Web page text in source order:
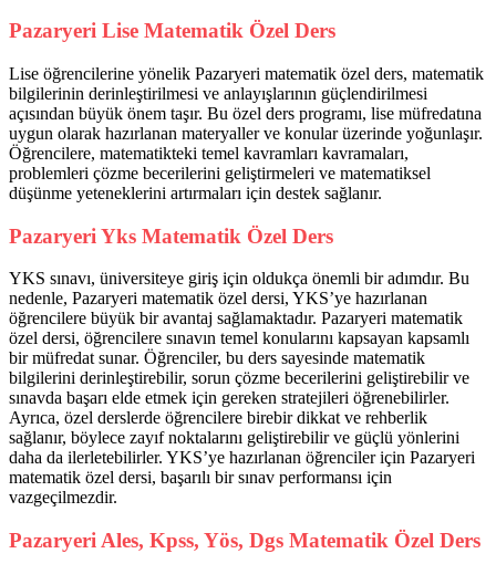
Pazaryeri Lise Matematik Özel Ders
Lise öğrencilerine yönelik Pazaryeri matematik özel ders, matematik
bilgilerinin derinleştirilmesi ve anlayışlarının güçlendirilmesi
açısından büyük önem taşır. Bu özel ders programı, lise müfredatına
uygun olarak hazırlanan materyaller ve konular üzerinde yoğunlaşır.
Öğrencilere, matematikteki temel kavramları kavramaları,
problemleri çözme becerilerini geliştirmeleri ve matematiksel
düşünme yeteneklerini artırmaları için destek sağlanır.
Pazaryeri Yks Matematik Özel Ders
YKS sınavı, üniversiteye giriş için oldukça önemli bir adımdır. Bu
nedenle, Pazaryeri matematik özel dersi, YKS’ye hazırlanan
öğrencilere büyük bir avantaj sağlamaktadır. Pazaryeri matematik
özel dersi, öğrencilere sınavın temel konularını kapsayan kapsamlı
bir müfredat sunar. Öğrenciler, bu ders sayesinde matematik
bilgilerini derinleştirebilir, sorun çözme becerilerini geliştirebilir ve
sınavda başarı elde etmek için gereken stratejileri öğrenebilirler.
Ayrıca, özel derslerde öğrencilere birebir dikkat ve rehberlik
sağlanır, böylece zayıf noktalarını geliştirebilir ve güçlü yönlerini
daha da ilerletebilirler. YKS’ye hazırlanan öğrenciler için Pazaryeri
matematik özel dersi, başarılı bir sınav performansı için
vazgeçilmezdir.
Pazaryeri Ales, Kpss, Yös, Dgs Matematik Özel Ders